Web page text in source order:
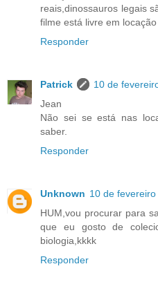
reais,dinossauros legais
filme está livre em
Responder
Patrick
10 de
Jean
Não sei se está nas
saber.
Responder
Unknown 10 de
HUM,vou procurar para
que eu gosto de
biologia,kkkk
Responder